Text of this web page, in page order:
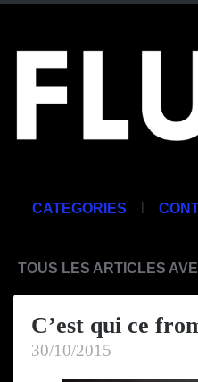
CATEGORIES |
TOUS LES ARTICLES
C’est qui ce
30/10/2015